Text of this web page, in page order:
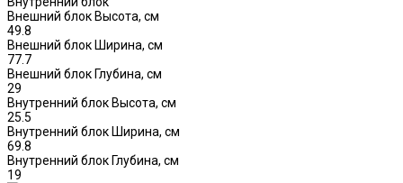
Внешний блок Высота, см
49.8
Внешний блок Ширина, см
77.7
Внешний блок Глубина, см
29
Внутренний блок Высота, см
25.5
Внутренний блок Ширина, см
69.8
Внутренний блок Глубина, см
19